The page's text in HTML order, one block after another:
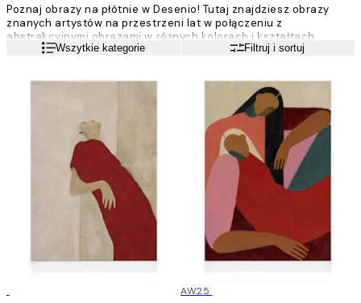
Poznaj obrazy na płótnie w Desenio! Tutaj znajdziesz obrazy
znanych artystów na przestrzeni lat w połączeniu z
abstrakcyjnymi obrazami w różnych kolorach i kształtach.
Usiądź wygodnie, zrelaksuj się i przejrzyj naszą fantastyczną
główną rolę odgrywa sztuka.
Czytaj więcejWszytkie kategorie Filtruj i sortuj
30%*
AW25